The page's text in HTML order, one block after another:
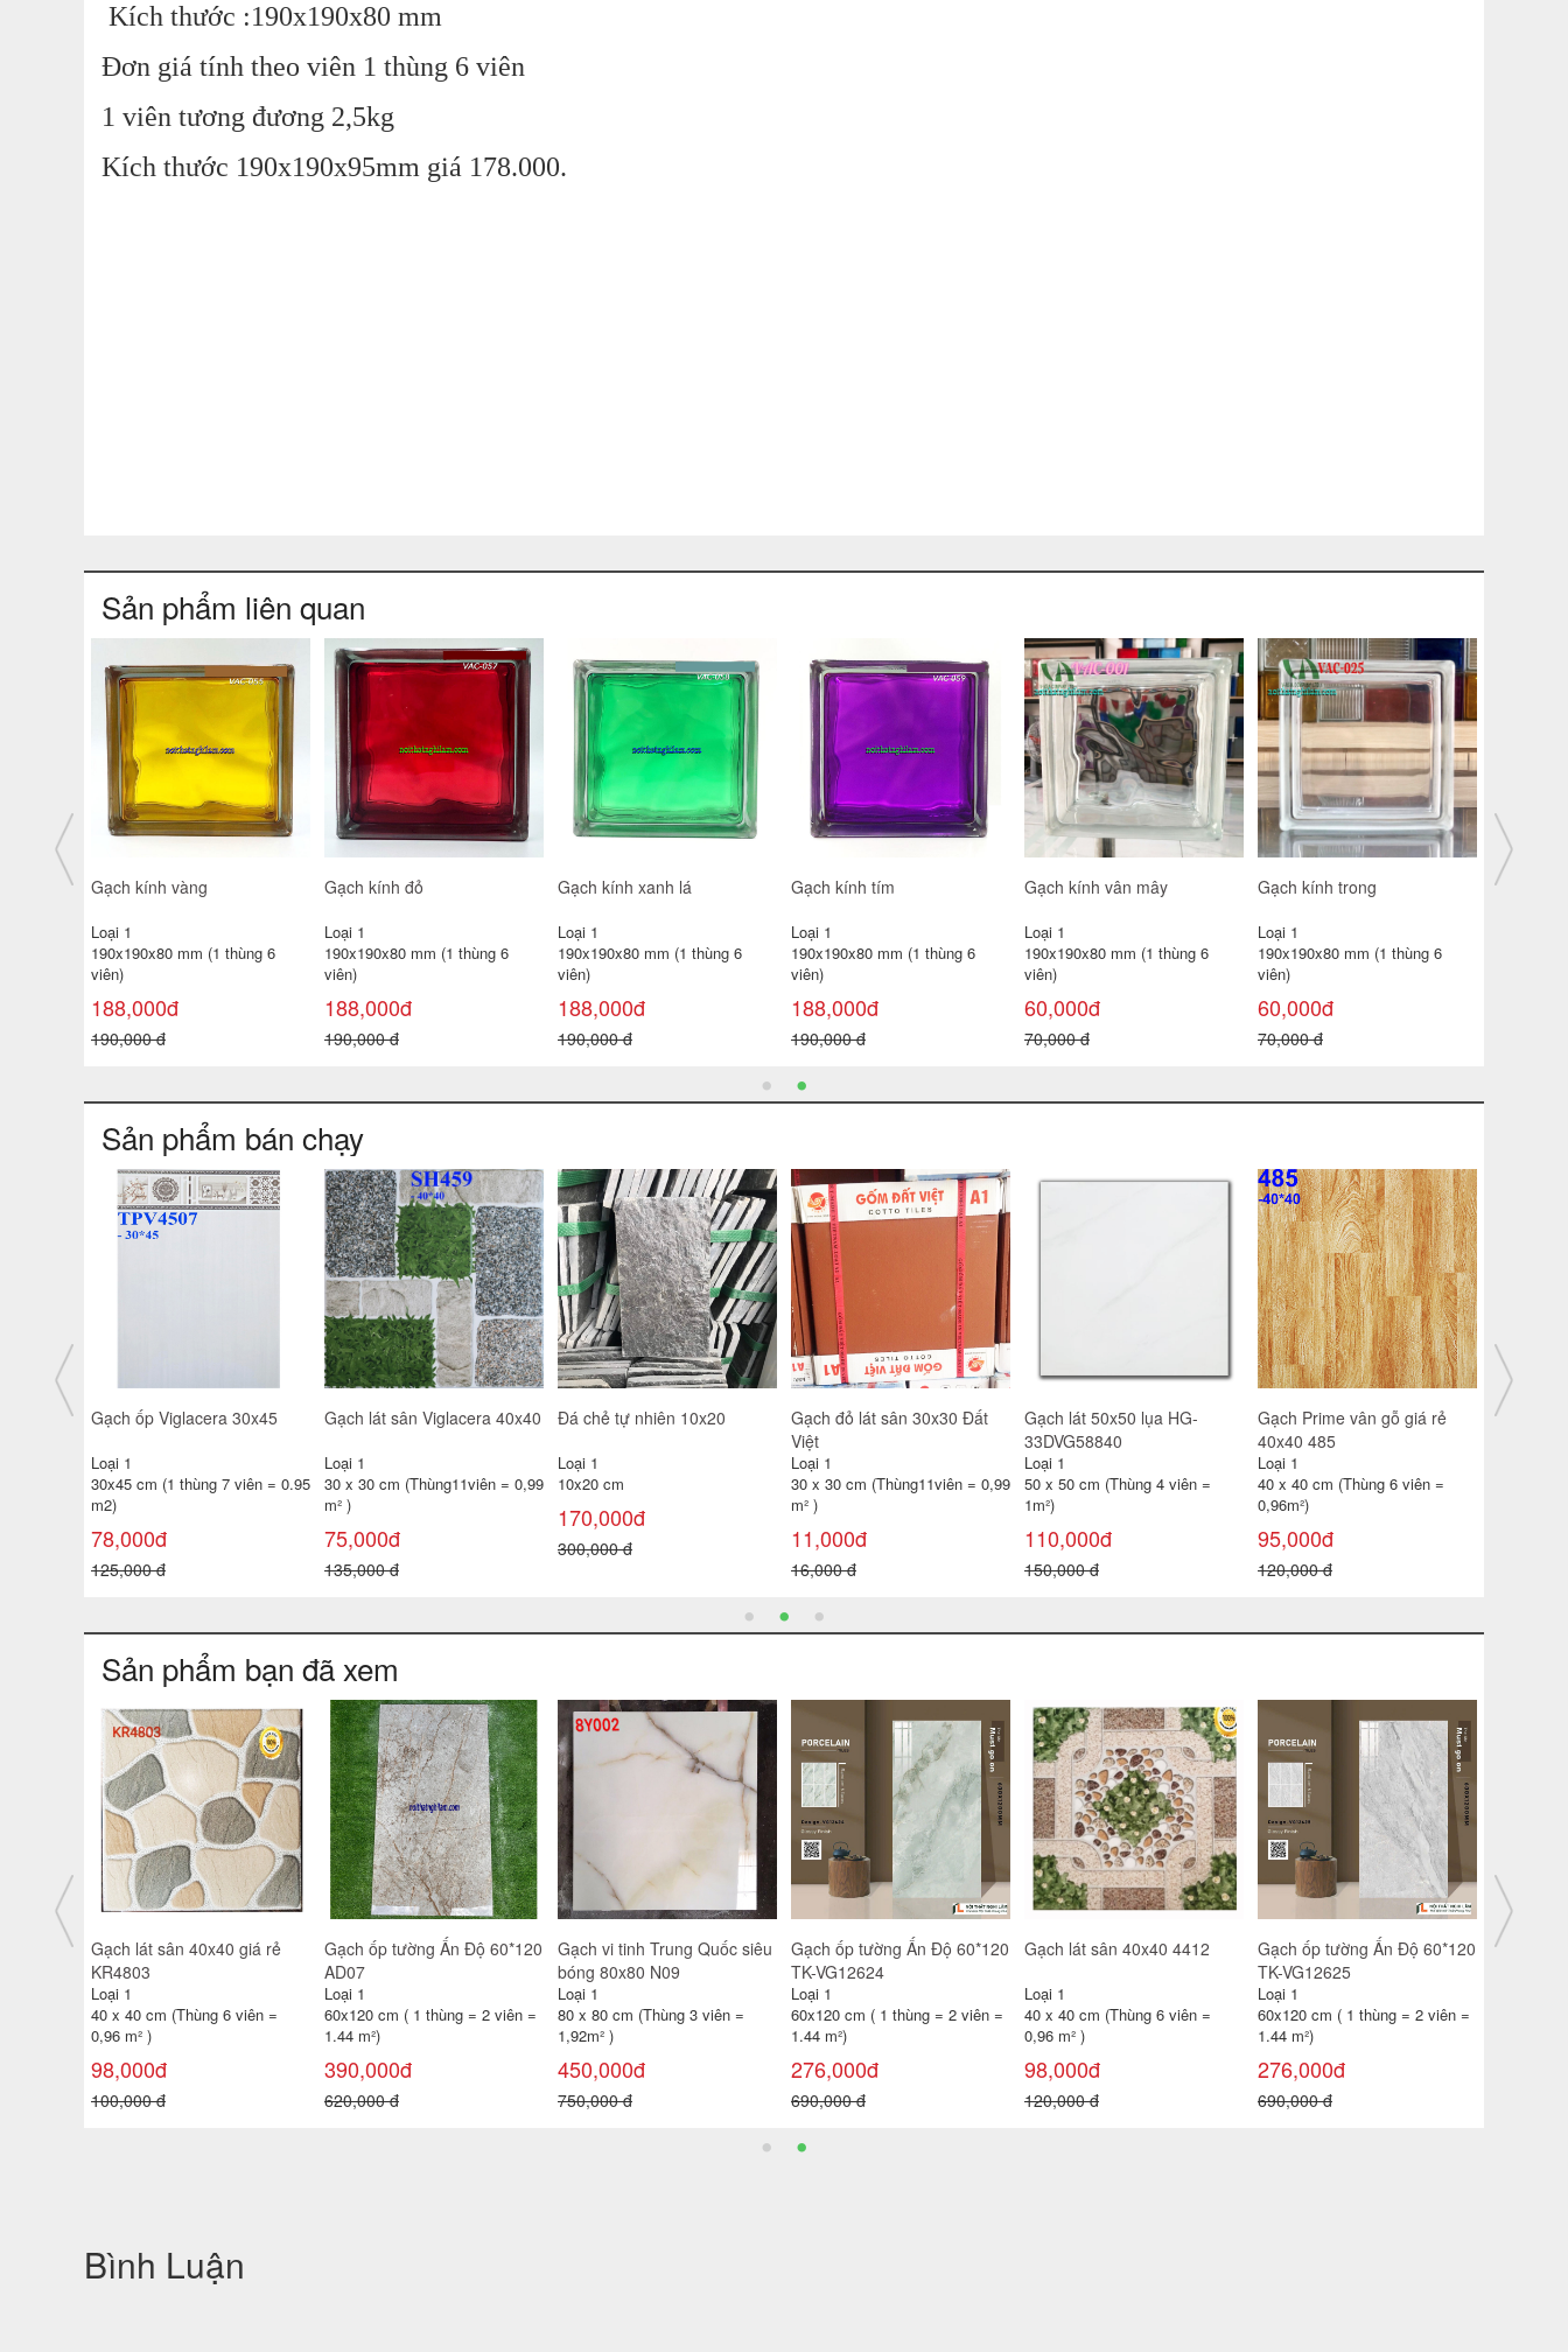
Kích thước :190x190x80 mm
Đơn giá tính theo viên 1 thùng 6 viên
1 viên tương đương 2,5kg
Kích thước 190x190x95mm giá 178.000.
Sản phẩm liên quan
Gạch kính Mosaic
Loại 1
190x190x80 mm (1 thùng 6
viên)
60,000đ
90,000 đ
Gạch kính khối đặc lỗ cn
Loại 1
240x50x50 mm
Giá bán:
Gạch kính khối đặc cn
Loại 1
200x100x50 mm
Giá bán:
Gạch kính sọc cn
Loại 1
190x90x80 mm (1 thùng 6 viên)
95,000đ
120,000 đ
Gạch kính vân mây cn
Loại 1
190x90x80 mm (1 thùng 6 viên)
95,000đ
120,000 đ
Gạch kính bông tuyết cn
Loại 1
190x90x80 mm (1 thùng 6 viên)
98,000đ
120,000 đ
Gạch
Sản phẩm bán chạy
Gạch ốp tường TATA 30x60
Loại 1
30x60 cm ( 1 thùng 6 viên =
1.08 m²
138,000đ
180,000 đ
Gạch ốp tường 25x40 TP-
Loại 1
25x40 cm( 1 thùng 10 viên =
1m2 )
100,000đ
130,000 đ
Gạch đỏ lát sân 30x30 Gốm
Loại 1
30 x 30 cm (Thùng11viên = 0,99
11,000đ
Gạch lát sân Prime 40x40
SV4244
Loại 1
40 x 40 cm (Thùng 6 viên =
0,96 m² )
100,000đ
120,000 đ
Gạch lát 30x30 CP-HA309
Loại 1
30 x 30 cm (Thùng 11 viên =
0,99m²)
185,000đ
220,000 đ
Gạch catalan 60x60 6119
Loại 1
60 x 60 cm (Thùng 4 viên =
1,44m2)
115,000đ
180,000 đ
Gạch đỏ
Sản phẩm bạn đã xem
60*120 Gạch kính xanh dương
Loại 1
190x190x80 mm (1 thùng 6
viên)
188,000đ
190,000 đ
Gạch lát nền 50x50 TP-
KTS053
Loại 1
50 x 50 cm (Thùng 4 viên = 1m²
)
110,000đ
140,000 đ
Gạch lát nền 50x50 TP-
KTS570
Loại 1
50 x 50 cm (Thùng 4 viên = 1m²
)
113,000đ
140,000 đ
Gạch lát nền 50x50 TP-
KTS569
Loại 1
50 x 50 cm (Thùng 4 viên = 1m²
)
113,000đ
140,000 đ
Gạch ốp tường Ấn Độ 60*120
Loại 1
60x120 cm ( 1 thùng = 2 viên =
1.44 m²)
316,000đ
690,000 đ
Gạch lát sân Prime 40x40
9415
Loại 1
40 x 40 cm (Thùng 6 viên =
0,96 m² )
105,000đ
120,000 đ
Gạch lát
Bình Luận